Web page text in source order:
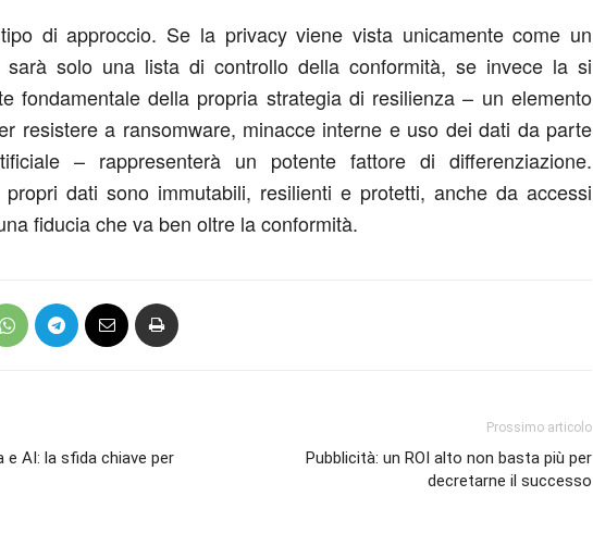
di approccio. Se la privacy viene vista unicamente come un
sarà solo una lista di controllo della conformità, se invece la si
fondamentale della propria strategia di resilienza – un elemento
resistere a ransomware, minacce interne e uso dei dati da parte
– rappresenterà un potente fattore di differenziazione.
dati sono immutabili, resilienti e protetti, anche da accessi
fiducia che va ben oltre la conformità.
AI: la sfida chiave per
Prossimo articolo
Pubblicità: un ROI alto non basta più per
decretarne il successo